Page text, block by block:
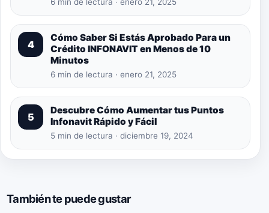
4
Cómo Saber Si Estás Aprobado Para un
Crédito INFONAVIT en Menos de 10
Minutos
6 min de lectura · enero 21, 2025
5
Descubre Cómo Aumentar tus Puntos
Infonavit Rápido y Fácil
5 min de lectura · diciembre 19, 2024
También te puede gustar